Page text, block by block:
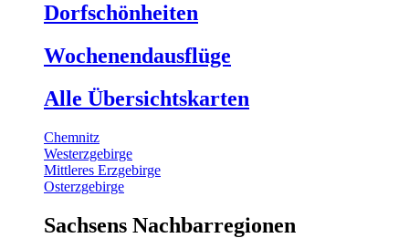
Dorfschönheiten
Wochenendausflüge
Alle Übersichtskarten
Chemnitz
Westerzgebirge
Mittleres Erzgebirge
Osterzgebirge
Sachsens Nachbarregionen